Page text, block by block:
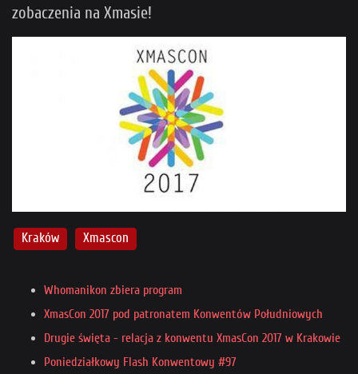
zobaczenia na Xmasie!
Kraków Xmascon
Whomanikon zbiera program
XmasCon 2017 pod patronatem Konwentów Południowych
Drugie święta - relacja z konwentu XmasCon 2017 w Krakowie
Poniedziałkowy Flash Konwentowy #97